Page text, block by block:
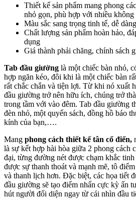
Thiết kế sản phẩm mang phong
nhỏ gọn, phù hợp với nhiều không
Màu sắc sang trọng tinh tế, dễ
Chất lượng sản phẩm hoàn hảo,
dụng
Giá thành phải chăng, chính sách
Tab đầu giường là một chiếc bàn nhỏ,
hợp ngăn kéo, đôi khi là một chiếc bàn
rất chắc chắn và tiện lợi. Từ khi nó xuất
đầu giường trở nên hữu ích, chúng trở
trong tầm với vào đêm. Tab đầu giường
đèn nhỏ, một quyển sách, đồng hồ báo
kính của bạn,….
Mang phong cách thiết kế tân cổ điển,
là sự kết hợp hài hòa giữa 2 phong cách
đại, từng đường nét được chạm khắc
được sự thanh thoát và mạnh mẽ, tô
và thanh lịch hơn. Đặc biệt, các họa tiết
đầu giường sẽ tạo điểm nhấn cực kỳ ấn
hút người đối diện ngay từ cái nhìn đầu